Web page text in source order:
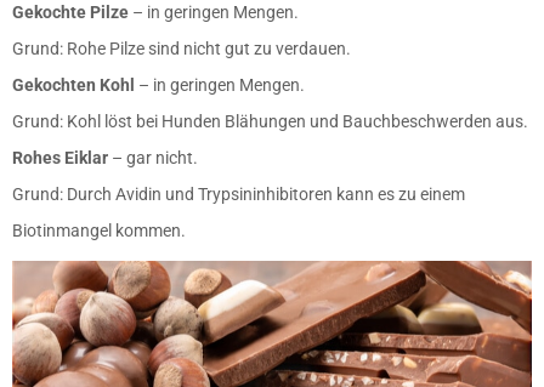
Gekochte Pilze – in geringen Mengen.
Grund: Rohe Pilze sind nicht gut zu verdauen.
Gekochten Kohl – in geringen Mengen.
Grund: Kohl löst bei Hunden Blähungen und Bauchbeschwerden aus.
Rohes Eiklar – gar nicht.
Grund: Durch Avidin und Trypsininhibitoren kann es zu einem
Biotinmangel kommen.